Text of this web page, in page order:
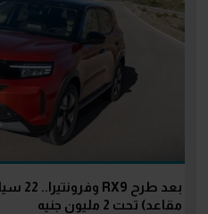
مقاعد) تحت 2 مليون جنيه